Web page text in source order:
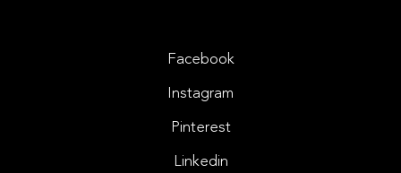
Facebook
Instagram
Pinterest
Linkedin